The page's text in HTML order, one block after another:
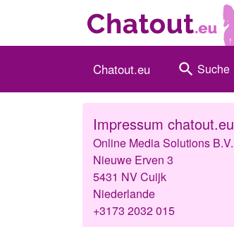
Chatout.eu search Suche
Impressum chatout.eu
Online Media Solutions B.V.
Nieuwe Erven 3
5431 NV Cuijk
Niederlande
+3173 2032 015